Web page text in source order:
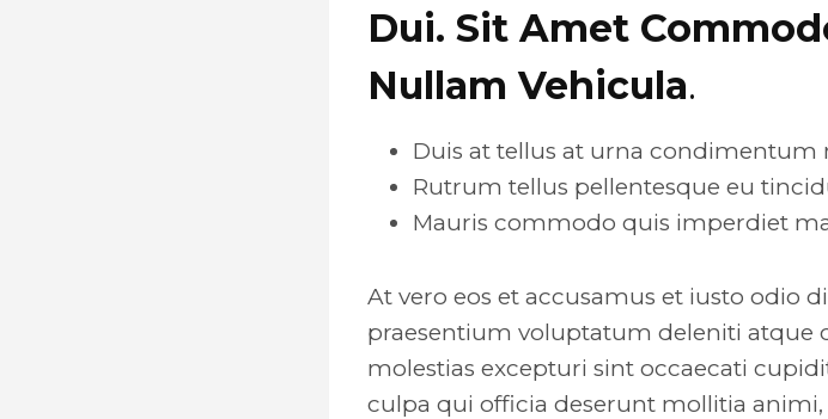
Dui. Sit Amet
Nullam Vehicula.
Duis at tellus at urna condimentum
Rutrum tellus pellentesque eu
Mauris commodo quis imperdiet
At vero eos et accusamus et iusto odio
praesentium voluptatum deleniti atque
molestias excepturi sint occaecati
culpa qui officia deserunt mollitia